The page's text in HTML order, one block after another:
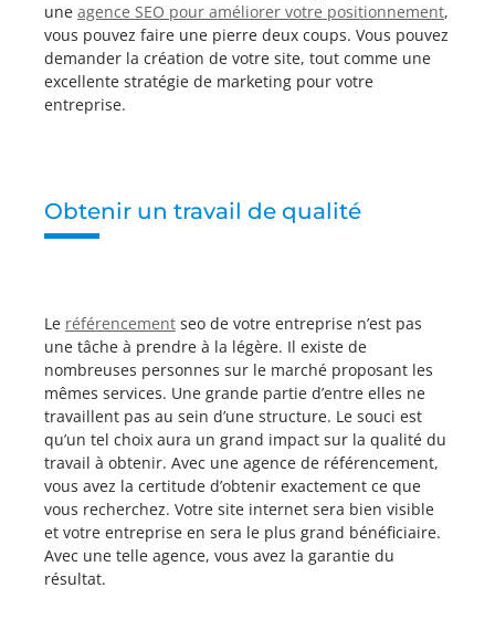
une agence SEO pour améliorer votre positionnement,
vous pouvez faire une pierre deux coups. Vous pouvez
demander la création de votre site, tout comme une
excellente stratégie de marketing pour votre
entreprise.
Obtenir un travail de qualité
Le référencement seo de votre entreprise n’est pas
une tâche à prendre à la légère. Il existe de
nombreuses personnes sur le marché proposant les
mêmes services. Une grande partie d’entre elles ne
travaillent pas au sein d’une structure. Le souci est
qu’un tel choix aura un grand impact sur la qualité du
travail à obtenir. Avec une agence de référencement,
vous avez la certitude d’obtenir exactement ce que
vous recherchez. Votre site internet sera bien visible
et votre entreprise en sera le plus grand bénéficiaire.
Avec une telle agence, vous avez la garantie du
résultat.